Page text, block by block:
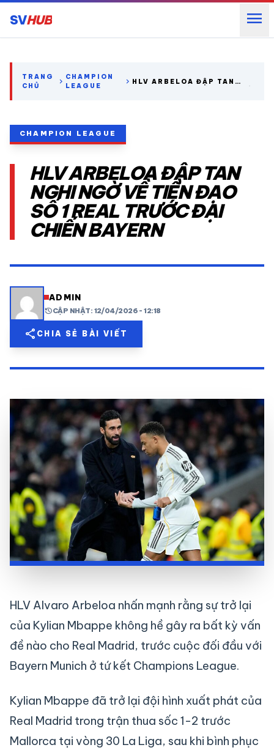
SVHUB menu
THỂ THAO TRONG NƯỚC
THỂ THAO
VIDEO
share mail
TRANG
CHỦ
chevron_right CHAMPION
LEAGUE
chevron_right HLV ARBELOA ĐẬP TAN
CHAMPION LEAGUE
HLV ARBELOA ĐẬP TAN
NGHI NGỜ VỀ TIỀN ĐẠO
SỐ 1 REAL TRƯỚC ĐẠI
CHIẾN BAYERN
ADMIN
historyCẬP NHẬT: 12/04/2026 - 12:18
share CHIA SẺ BÀI VIẾT
HLV Alvaro Arbeloa nhấn mạnh rằng sự trở lại
của Kylian Mbappe không hề gây ra bất kỳ vấn
đề nào cho Real Madrid, trước cuộc đối đầu với
Bayern Munich ở tứ kết Champions League.
Kylian Mbappe đã trở lại đội hình xuất phát của
Real Madrid trong trận thua sốc 1-2 trước
Mallorca tại vòng 30 La Liga, sau khi bình phục